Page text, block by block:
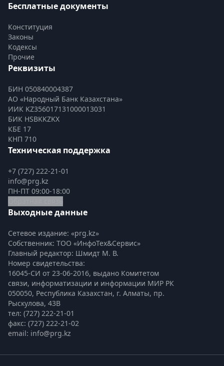
Бесплатные документы
Конституция
Законы
Кодексы
Прочие
Реквизиты
БИН 050840004387
АО «Народный Банк Казахстана»
ИИК KZ356017131000013031
БИК HSBKKZKX
КБЕ 17
КНП 710
Техническая поддержка
+7 (727) 222-21-01
info@prg.kz
ПН-ПТ 09:00-18:00
Выходные данные
Сетевое издание: «prg.kz»
Собственник: ТОО «ИнфоТех&Сервис»
Главный редактор: Шмидт М. В.
Номер свидетельства:
16045-СИ от 23-06-2016, выдано Комитетом
связи, информатизации и информации МИР РК
050050, Республика Казахстан, г. Алматы, пр.
Рыскулова, 43В
тел: (727) 222-21-01
факс: (727) 222-21-02
email: info@prg.kz